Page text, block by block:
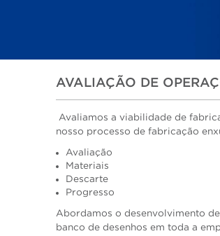
AVALIAÇÃO DE
Avaliamos a viabilidade de
nosso processo de fabricação
Avaliação
Materiais
Descarte
Progresso
Abordamos o desenvolvimento
banco de desenhos em toda a